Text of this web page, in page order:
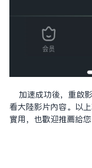
加速成功後，重啟
看大陸影片內容。以
實用，也歡迎推薦給您